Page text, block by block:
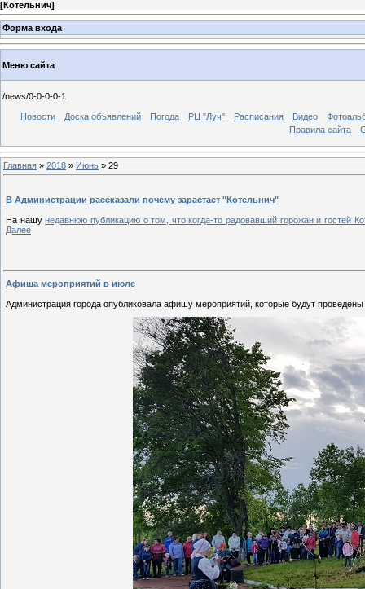
[Котельнич]
Форма входа
Меню сайта
/news/0-0-0-0-1
Новости Доска объявлений Погода РЦ "Луч" Расписания Видео
Правила сайта
Главная » 2018 » Июнь » 29
В Администрации рассказали почему зарастает "Котельнич"
На нашунедавнюю публикацию о том, что когда-то радовавший горожан и гостей
Далее
Афиша мероприятий в июле
Администрация города опубликовала афишу мероприятий, которые будут